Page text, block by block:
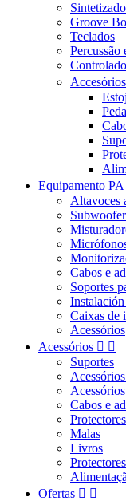
Groove
Teclados
Percussão
Equipamento PA
Altavoces
Cabos e
Soportes
Caixas de
Acessórios
Acessórios  
Suportes
Cabos e
Protectores
Malas
Livros
Ofertas  